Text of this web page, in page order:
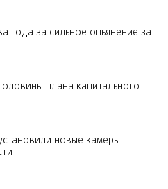
года за сильное опьянение за
плана капитального
новые камеры